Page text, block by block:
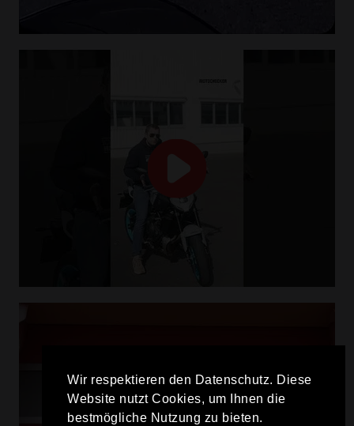
Wir respektieren den Datenschutz. Diese
Website nutzt Cookies, um Ihnen die
bestmögliche Nutzung zu bieten.